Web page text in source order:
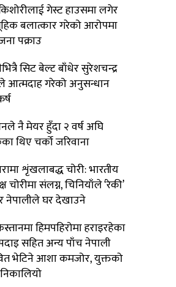
गेस्ट हाउसमा लगेर
बलात्कार गरेको आरोपमा
पक्राउ
सिट बेल्ट बाँधेर सुरेशचन्द्र
आत्मदाह गरेको अनुसन्धान
नै मेयर हुँदा २ वर्ष अघि
थिए चर्को जरिवाना
शृंखलाबद्ध चोरी: भारतीय
चोरीमा संलग्न, चिनियाँले ‘रेकी’
र नेपालीले घर देखाउने
हिमपहिरोमा हराइरहेका
सहित अन्य पाँच नेपाली
भेटिने आशा कमजोर, युक्तको